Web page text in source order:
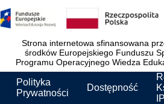
Strona internetowa sfinansowana
środków Europejskiego Funduszu
Programu Operacyjnego Wiedza
Polityka
Prywatności
Dostępność
IP